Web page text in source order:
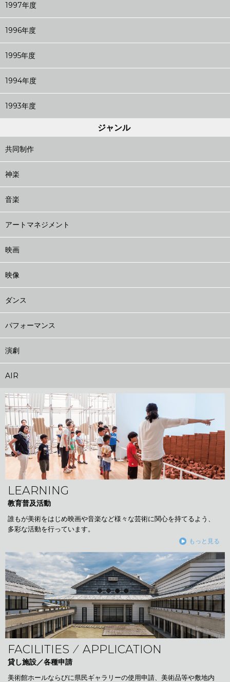
1997年度
1996年度
1995年度
1994年度
1993年度
ジャンル
共同制作
神楽
音楽
アートマネジメント
映画
映像
ダンス
パフォーマンス
演劇
AIR
LEARNING
教育普及活動
誰もが美術をはじめ映画や音楽など様々な芸術に関心を持てるよう、
多彩な活動を行っています。
もっと見る
FACILITIES ⁄ APPLICATION
貸し施設／各種申請
美術館ホールならびに県民ギャラリーの使用申請、美術品等や敷地内